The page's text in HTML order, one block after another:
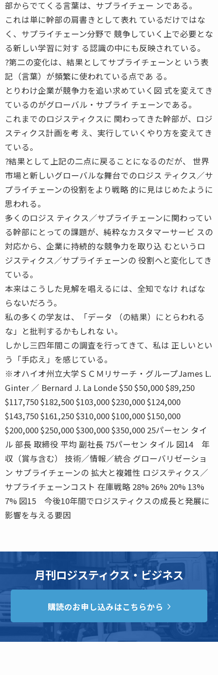
部からでてくる言葉は、サプライチェー ンである。
これは単に幹部の肩書きとして表れ ているだけではな
く、サプライチェーン分野で 競争していく上で必要とな
る新しい学習に対す る認識の中にも反映されている。
?第二の変化は、結果としてサプライチェーンと いう表
記（言葉）が頻繁に使われている点であ る。
とりわけ企業が競争力を追い求めていく図 式を変えてき
ているのがグローバル・サプライ チェーンである。
これまでのロジスティクスに 関わってきた幹部が、ロジ
スティクス計画を考 え、実行していくやり方を変えてき
ている。
?結果として上記の二点に戻ることになるのだが、 世界
市場と新しいグローバルな舞台でのロジス ティクス／サ
プライチェーンの役割をより戦略 的に見はじめたように
思われる。
多くのロジス ティクス／サプライチェーンに関わってい
る幹部にとっての課題が、純粋なカスタマーサービ スの
対応から、企業に持続的な競争力を取り込 むというロ
ジスティクス／サプライチェーンの 役割へと変化してき
ている。
本来はこうした見解を唱えるには、全知でなけ ればな
らないだろう。
私の多くの学友は、「データ （の結果）にとらわれる
な」と批判するかもしれな い。
しかし三四年間この調査を行ってきて、私は 正しいとい
う「手応え」を感じている。
※オハイオ州立大学ＳＣＭリサーチ・グループJames L.
Ginter ／ Bernard J. La Londe $50 $50,000 $89,250
$117,750 $182,500 $103,000 $230,000 $124,000
$143,750 $161,250 $310,000 $100,000 $150,000
$200,000 $250,000 $300,000 $350,000 25パーセン タイ
ル 部長 取締役 平均 副社長 75パーセン タイル 図14 年
収（賞与含む） 技術／情報／統合 グローバリゼーショ
ン サプライチェーンの 拡大と複雑性 ロジスティクス／
サプライチェーンコスト 在庫戦略 28% 26% 20% 13%
7% 図15 今後10年間でロジスティクスの成長と発展に
影響を与える要因
月刊ロジスティクス・ビジネス
購読のお申し込みはこちらから